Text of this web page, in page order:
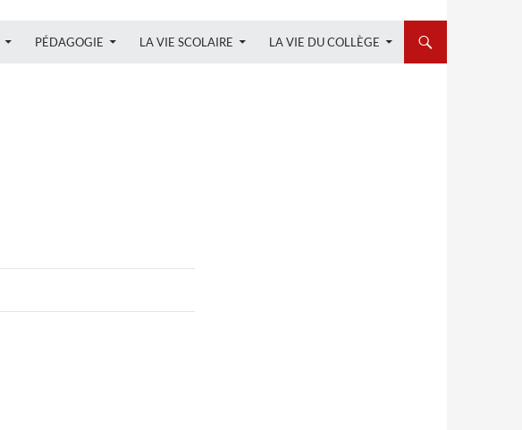
PÉDAGOGIE LA VIE SCOLAIRE LA VIE DU COLLÈGE